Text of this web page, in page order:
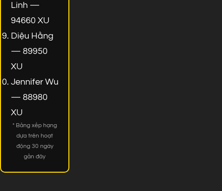
Linh —
94660 XU
Diệu Hằng
— 89950
XU
Jennifer Wu
— 88980
XU
* Bảng xếp hạng
dựa trên hoạt
động 30 ngày
gần đây